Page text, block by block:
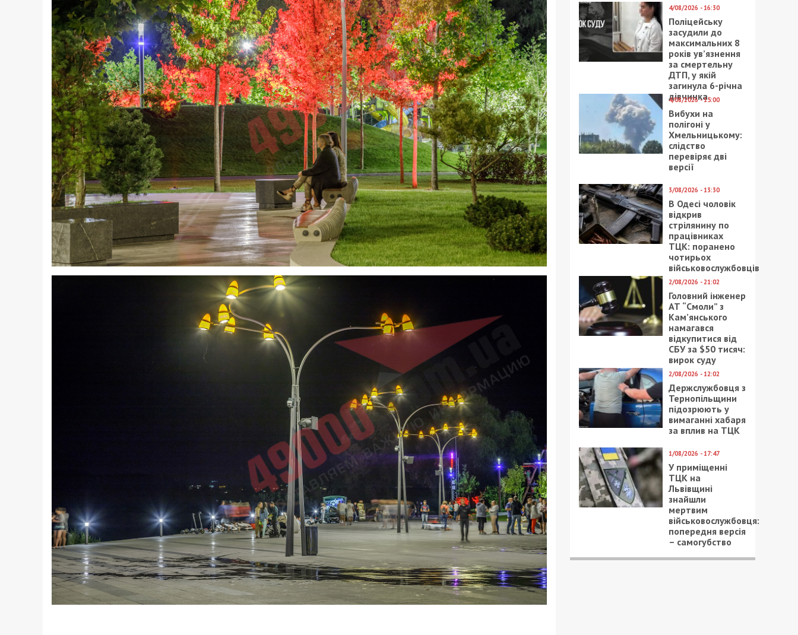
4/08/2026 - 16:30
Поліцейську
засудили до
максимальних 8
років ув’язнення
за смертельну
ДТП, у якій
загинула 6-річна
дівчинка
4/08/2026 - 15:00
Вибухи на
полігоні у
Хмельницькому:
слідство
перевіряє дві
версії
3/08/2026 - 13:30
В Одесі чоловік
відкрив
стрілянину по
працівниках
ТЦК: поранено
чотирьох
військовослужбовців
2/08/2026 - 21:02
Головний інженер
АТ “Смоли” з
Кам’янського
намагався
відкупитися від
СБУ за $50 тисяч:
вирок суду
2/08/2026 - 12:02
Держслужбовця з
Тернопільщини
підозрюють у
вимаганні хабаря
за вплив на ТЦК
1/08/2026 - 17:47
У приміщенні
ТЦК на
Львівщині
знайшли
мертвим
військовослужбовця:
попередня версія
– самогубство